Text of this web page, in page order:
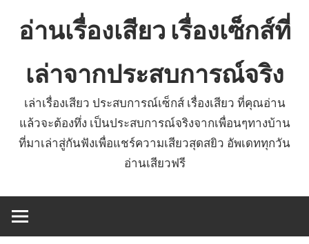
อ่านเรื่องเสียว เรื่องเซ็กส์ที่
เล่าจากประสบการณ์จริง
เล่าเรื่องเสียว ประสบการณ์เซ็กส์ เรื่องเสียว ที่คุณอ่าน
แล้วจะต้องทึ่ง เป็นประสบการณ์จริงจากเพื่อนๆทางบ้าน
ที่มาเล่าสู่กันฟังเพื่อแชร์ความเสียวสุดสยิว อัพเดททุกวัน
อ่านเสียวฟรี